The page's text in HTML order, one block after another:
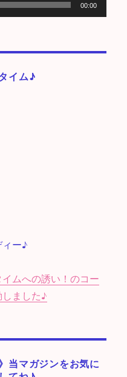
00:00
イム♪
ィー♪
ムへの誘い！のコー
ました♪
当マガジンをお気に